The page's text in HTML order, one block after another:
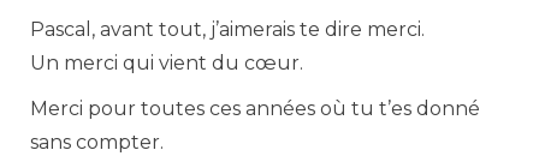
Pascal, avant tout, j’aimerais te dire merci.
Un merci qui vient du cœur.
Merci pour toutes ces années où tu t’es donné
sans compter.